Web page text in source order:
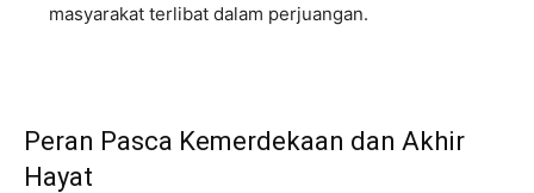
masyarakat terlibat dalam perjuangan.
Peran Pasca Kemerdekaan dan Akhir
Hayat